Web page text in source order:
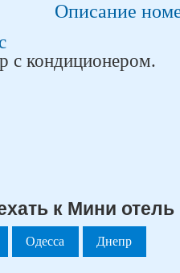
Описание
с кондиционером.
к Мини
Одесса Днепр